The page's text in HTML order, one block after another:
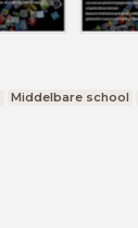
Middelbare school